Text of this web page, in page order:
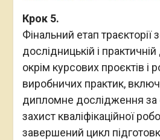
Крок 5.
Фінальний етап
дослідницькій і практичній
окрім курсових проєктів і
виробничих практик,
дипломне дослідження за
захист кваліфікаційної
завершений цикл